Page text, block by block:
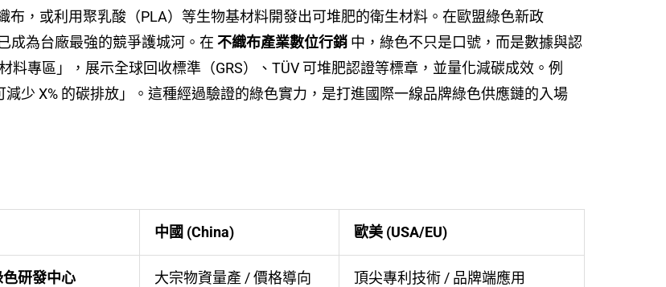
布，或利用聚乳酸（PLA）等生物基材料開發出可堆肥的衛生材料。在歐盟綠色新政
成為台廠最強的競爭護城河。在不織布產業數位行銷 中，綠色不只是口號，而是數據與認
料專區」，展示全球回收標準（GRS）、TÜV 可堆肥認證等標章，並量化減碳成效。例
少 X% 的碳排放」。這種經過驗證的綠色實力，是打進國際一線品牌綠色供應鏈的入場
中國 (China) 歐美 (USA/EU)
研發中心 大宗物資量產 / 價格導向 頂尖專利技術 / 品牌端應用